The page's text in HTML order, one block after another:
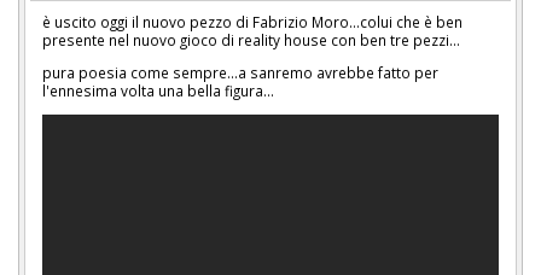
è uscito oggi il nuovo pezzo di Fabrizio Moro...colui che è ben
presente nel nuovo gioco di reality house con ben tre pezzi...
pura poesia come sempre...a sanremo avrebbe fatto per
l'ennesima volta una bella figura...